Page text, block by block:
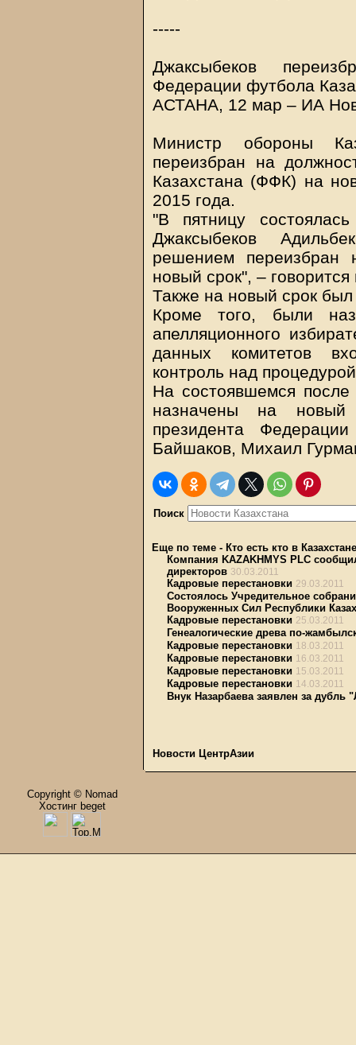
-----
Джаксыбеков
Федерации футбола
АСТАНА, 12 мар – ИА
Министр обороны
переизбран на
Казахстана (ФФК) на
2015 года.
"В пятницу
Джаксыбеков
решением переизбран
новый срок", –
Также на новый срок
Кроме того, были
апелляционного
данных комитетов
контроль над
На состоявшемся
назначены на новый
президента
Байшаков, Михаил
Поиск
Еще по теме - Кто есть кто в Казахстане
Компания KAZAKHMYS PLC
директоров 30.03.2011
Кадровые перестановки 29.03.2011
Состоялось Учредительное
Вооруженных Сил Республики
Кадровые перестановки 25.03.2011
Генеалогические древа по-
Кадровые перестановки 18.03.2011
Кадровые перестановки 16.03.2011
Кадровые перестановки 15.03.2011
Кадровые перестановки 14.03.2011
Внук Назарбаева заявлен за дубль
Новости ЦентрАзии
Copyright © Nomad
Хостинг beget